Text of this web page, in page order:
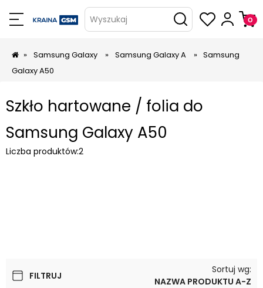
Wyszukaj
» Samsung Galaxy » Samsung Galaxy A » Samsung
Galaxy A50
Szkło hartowane / folia do
Samsung Galaxy A50
Liczba produktów:2
FILTRUJ
Sortuj wg:
NAZWA PRODUKTU A-Z